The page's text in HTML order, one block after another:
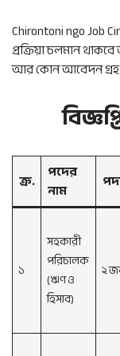
Chirontoni ngo Job
প্রক্রিয়া চলমান
আর কোন আবেদন
ক্র.
পদের
নাম
১
সহকারী
পরিচালক
(ঋণ ও
হিসাব)
২